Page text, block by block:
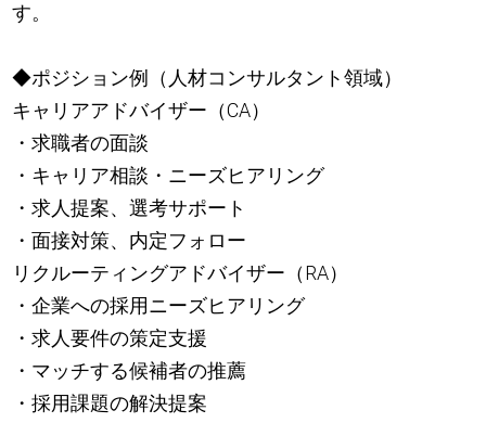
す。
◆ポジション例（人材コンサルタント領域）
キャリアアドバイザー（CA）
・求職者の面談
・キャリア相談・ニーズヒアリング
・求人提案、選考サポート
・面接対策、内定フォロー
リクルーティングアドバイザー（RA）
・企業への採用ニーズヒアリング
・求人要件の策定支援
・マッチする候補者の推薦
・採用課題の解決提案